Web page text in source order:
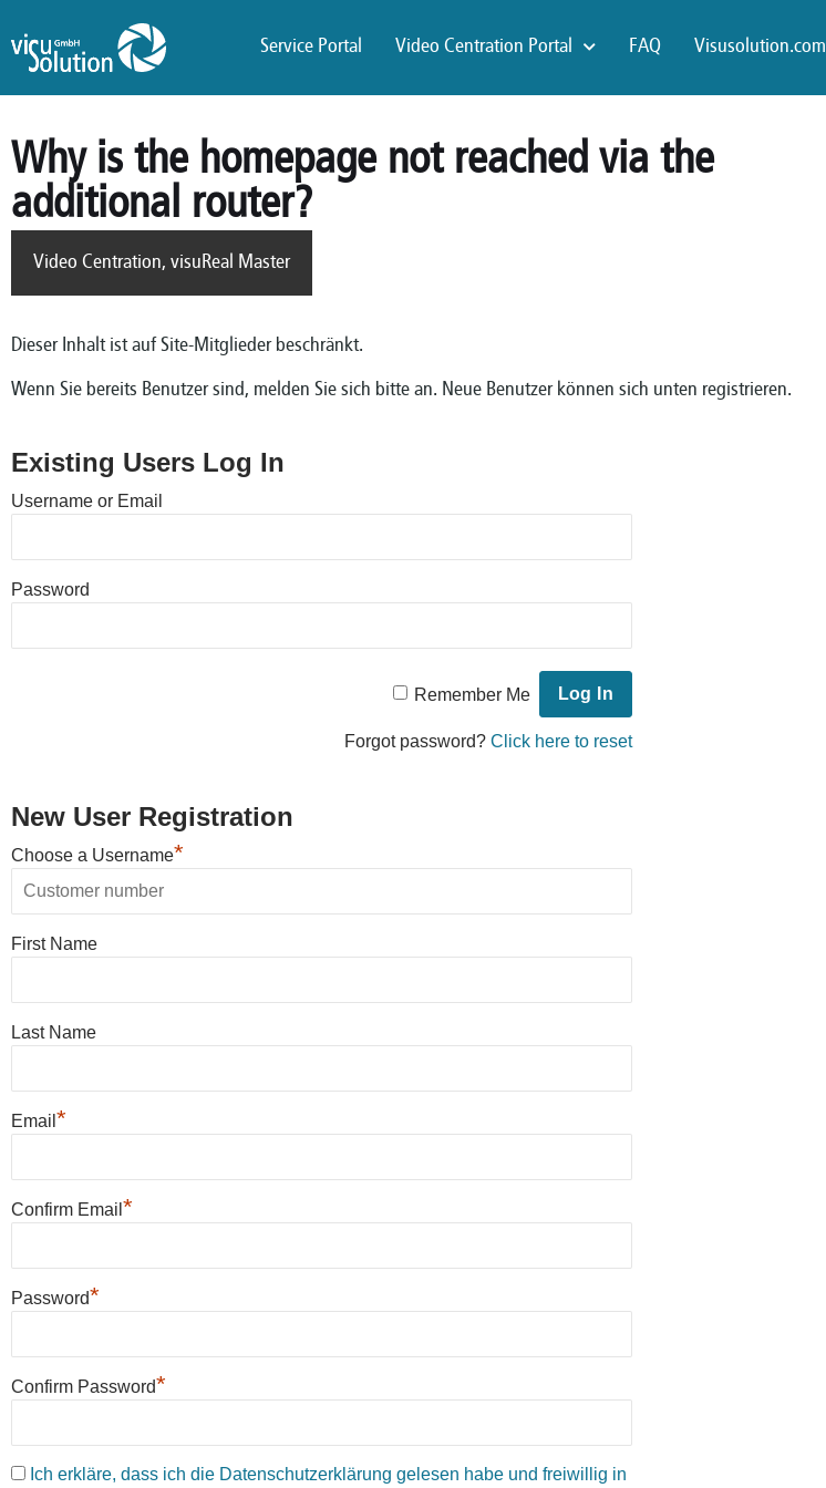
Service Portal Video Centration Portal FAQ Visusolution.com
Why is the homepage not reached via the
additional router?
Video Centration, visuReal Master
Dieser Inhalt ist auf Site-Mitglieder beschränkt.
Wenn Sie bereits Benutzer sind, melden Sie sich bitte an. Neue Benutzer können sich unten registrieren.
Existing Users Log In
Username or Email
Password
Remember Me
Forgot password? Click here to reset
New User Registration
Choose a Username*
First Name
Last Name
Email *
Confirm Email *
Password*
Confirm Password*
Ich erkläre, dass ich die Datenschutzerklärung gelesen habe und freiwillig in